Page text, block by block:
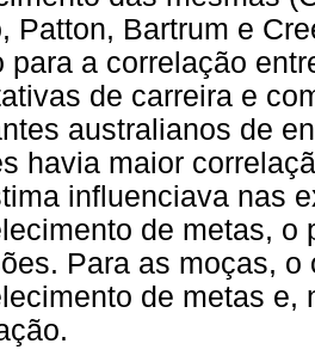
Patton, Bartrum e
para a correlação
de carreira e
australianos de
havia maior
influenciava nas
de metas, o
Para as moças,
de metas e,